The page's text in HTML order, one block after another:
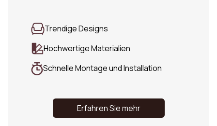
Trendige Designs
Hochwertige Materialien
Schnelle Montage und Installation
Erfahren Sie mehr